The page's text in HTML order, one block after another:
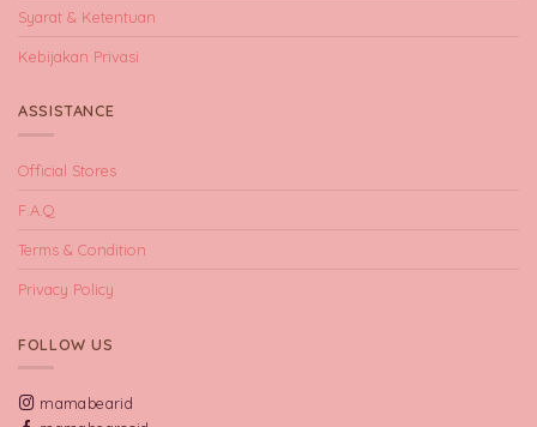
Syarat & Ketentuan
Kebijakan Privasi
ASSISTANCE
Official Stores
F.A.Q
Terms & Condition
Privacy Policy
FOLLOW US
mamabearid